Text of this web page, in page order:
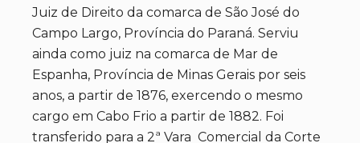
Juiz de Direito da comarca de São José do
Campo Largo, Província do Paraná. Serviu
ainda como juiz na comarca de Mar de
Espanha, Província de Minas Gerais por seis
anos, a partir de 1876, exercendo o mesmo
cargo em Cabo Frio a partir de 1882. Foi
transferido para a 2ª Vara Comercial da Corte